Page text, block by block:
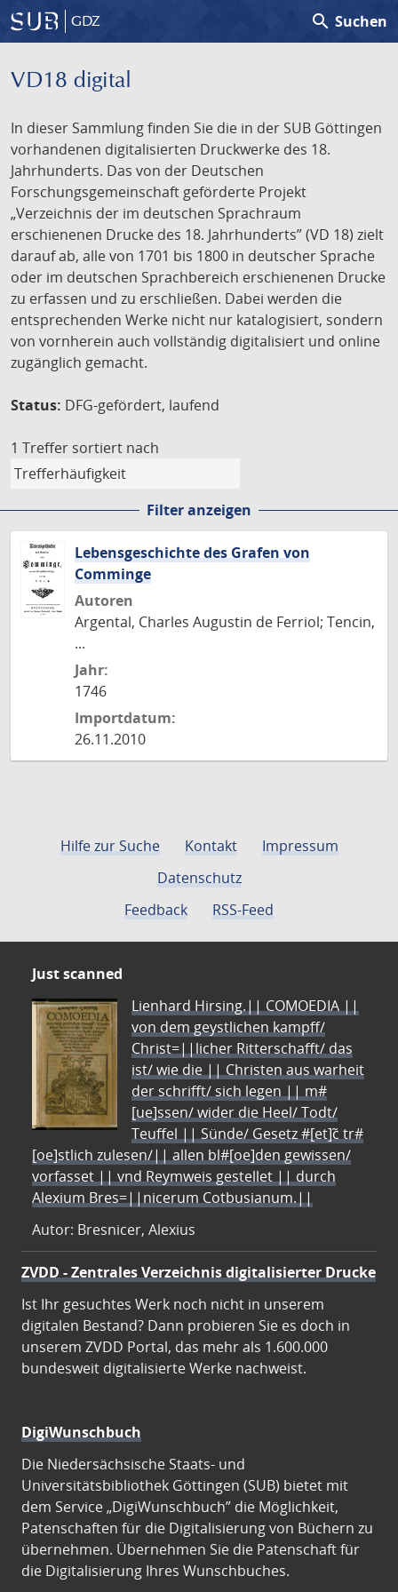
GDZ search Suchen
VD18 digital
In dieser Sammlung finden Sie die in der SUB Göttingen
vorhandenen digitalisierten Druckwerke des 18.
Jahrhunderts. Das von der Deutschen
Forschungsgemeinschaft geförderte Projekt
„Verzeichnis der im deutschen Sprachraum
erschienenen Drucke des 18. Jahrhunderts” (VD 18) zielt
darauf ab, alle von 1701 bis 1800 in deutscher Sprache
oder im deutschen Sprachbereich erschienenen Drucke
zu erfassen und zu erschließen. Dabei werden die
entsprechenden Werke nicht nur katalogisiert, sondern
von vornherein auch vollständig digitalisiert und online
zugänglich gemacht.
Status: DFG-gefördert, laufend
1 Treffer sortiert nach
Filter anzeigen
Lebensgeschichte des Grafen von
Comminge
Autoren
Argental, Charles Augustin de Ferriol; Tencin,
...
Jahr:
1746
Importdatum:
26.11.2010
Hilfe zur Suche Kontakt
Impressum
Datenschutz
Feedback
RSS-Feed
Just scanned
Lienhard Hirsing.|| COMOEDIA ||
von dem geystlichen kampff/
Christ=||licher Ritterschafft/ das
ist/ wie die || Christen aus warheit
der schrifft/ sich legen || m#
[ue]ssen/ wider die Heel/ Todt/
Teuffel || Sünde/ Gesetz #[et]c̃ tr#
[oe]stlich zulesen/|| allen bl#[oe]den gewissen/
vorfasset || vnd Reymweis gestellet || durch
Alexium Bres=||nicerum Cotbusianum.||
Autor: Bresnicer, Alexius
ZVDD - Zentrales Verzeichnis digitalisierter Drucke
Ist Ihr gesuchtes Werk noch nicht in unserem
digitalen Bestand? Dann probieren Sie es doch in
unserem ZVDD Portal, das mehr als 1.600.000
bundesweit digitalisierte Werke nachweist.
DigiWunschbuch
Die Niedersächsische Staats- und
Universitätsbibliothek Göttingen (SUB) bietet mit
dem Service „DigiWunschbuch” die Möglichkeit,
Patenschaften für die Digitalisierung von Büchern zu
übernehmen. Übernehmen Sie die Patenschaft für
die Digitalisierung Ihres Wunschbuches.